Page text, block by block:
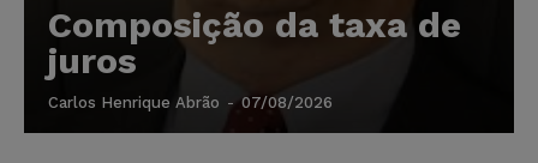
Composição da taxa de
juros
Carlos Henrique Abrão - 07/08/2026